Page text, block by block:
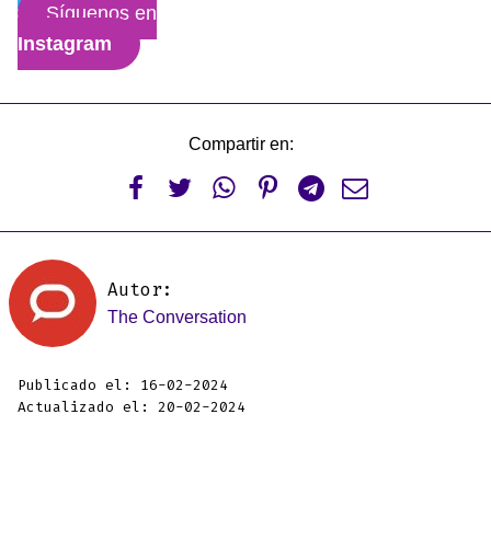
Síguenos en
Instagram
Compartir en:
     
Autor:
The Conversation
Publicado el: 16-02-2024
Actualizado el: 20-02-2024